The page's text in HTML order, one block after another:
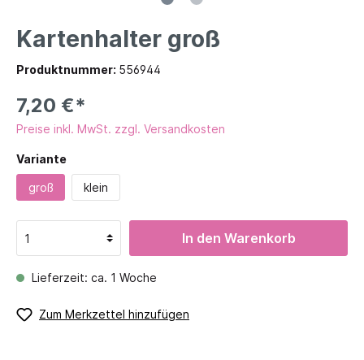
Kartenhalter groß
Produktnummer: 556944
7,20 €*
Preise inkl. MwSt. zzgl. Versandkosten
Variante
groß klein
In den Warenkorb
Lieferzeit: ca. 1 Woche
Zum Merkzettel hinzufügen